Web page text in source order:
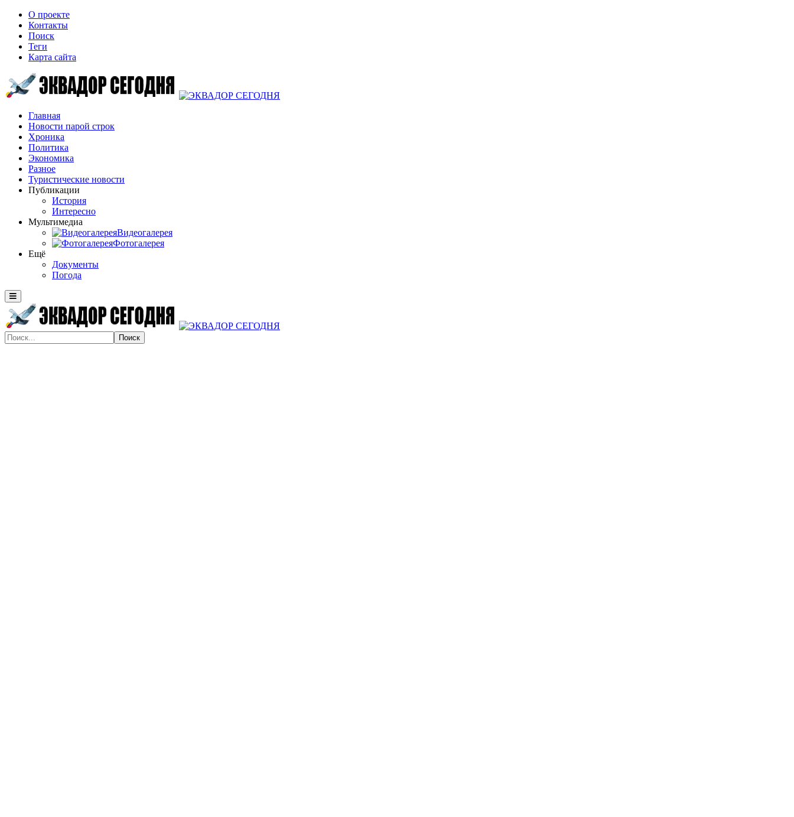
О проекте
Контакты
Поиск
Теги
Карта сайта
Главная
Новости парой строк
Хроника
Политика
Экономика
Разное
Туристические новости
Публикации
История
Интересно
Мультимедиа
Видеогалерея
Фотогалерея
Ещё
Документы
Погода
Поиск